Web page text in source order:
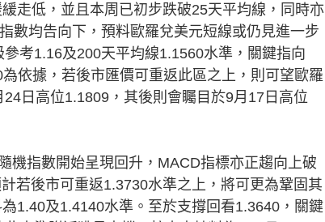
低，並且本周已初步跌破25天平均線，同時亦
數均告向下，預料歐羅兌美元短線或仍見進一步
考1.16及200天平均線1.1560水準，關鍵指向
依據，若後市匯價可重返此區之上，則可望歐羅
日高位1.1809，其後則會矚目於9月17日高位
指數開始呈現回升，MACD指標亦正趨向上破
若後市可重返1.3730水準之上，將可更為鞏固其
1.40及1.4140水準。至於支撐回看1.3640，關鍵